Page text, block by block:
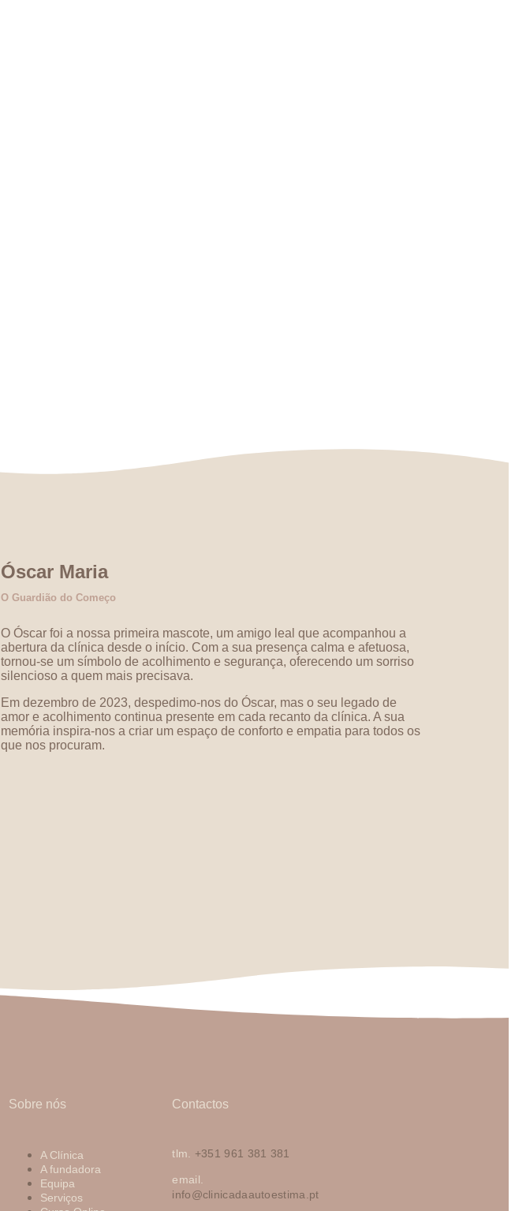
Óscar Maria
O Guardião do Começo
O Óscar foi a nossa primeira mascote, um amigo leal que acompanhou a
abertura da clínica desde o início. Com a sua presença calma e afetuosa,
tornou-se um símbolo de acolhimento e segurança, oferecendo um sorriso
silencioso a quem mais precisava.
Em dezembro de 2023, despedimo-nos do Óscar, mas o seu legado de
amor e acolhimento continua presente em cada recanto da clínica. A sua
memória inspira-nos a criar um espaço de conforto e empatia para todos os
que nos procuram.
Sobre nós
A Clínica
A fundadora
Equipa
Serviços
Contactos
tlm. +351 961 381 381
email.
info@clinicadaautoestima.pt